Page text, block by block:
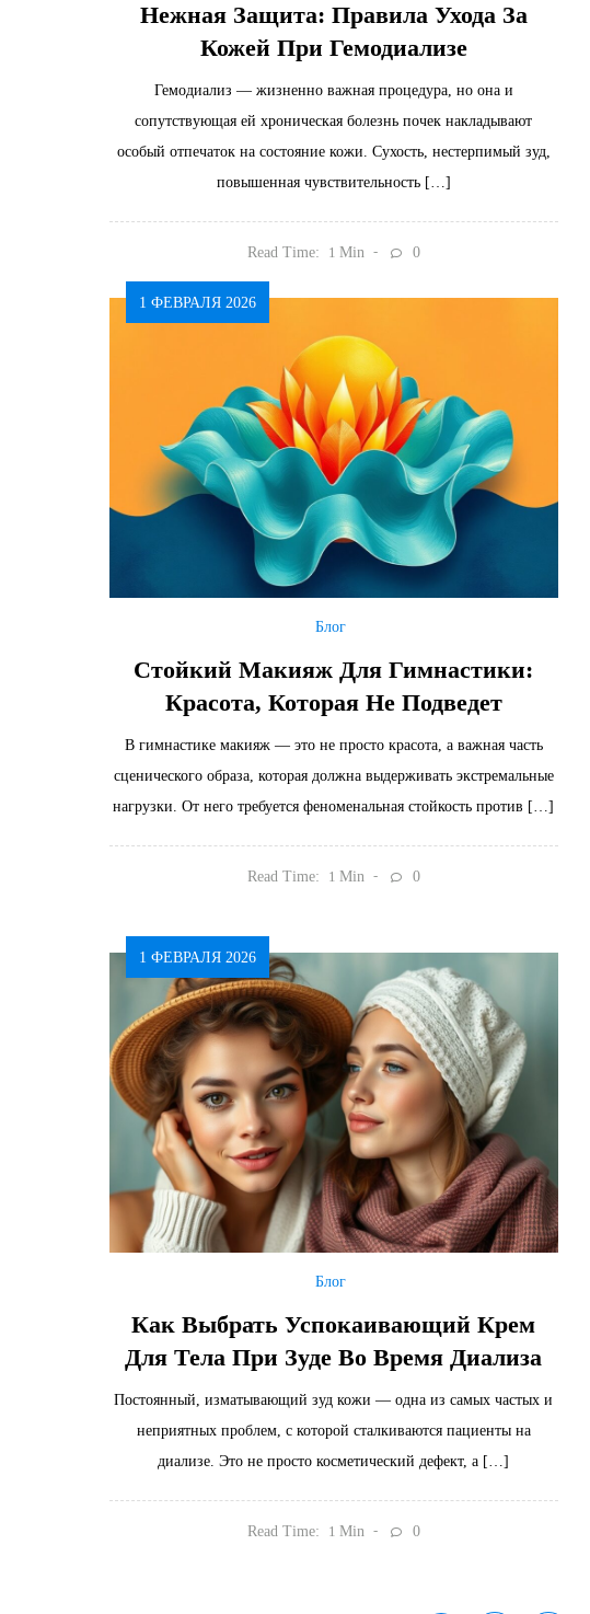
Нежная Защита: Правила Ухода За
Кожей При Гемодиализе
Гемодиализ — жизненно важная процедура, но она и
сопутствующая ей хроническая болезнь почек накладывают
особый отпечаток на состояние кожи. Сухость, нестерпимый зуд,
повышенная чувствительность […]
Read Time: 1Min 0
1 ФЕВРАЛЯ 2026
Блог
Стойкий Макияж Для Гимнастики:
Красота, Которая Не Подведет
В гимнастике макияж — это не просто красота, а важная часть
сценического образа, которая должна выдерживать экстремальные
нагрузки. От него требуется феноменальная стойкость против […]
Read Time: 1Min 0
1 ФЕВРАЛЯ 2026
Блог
Как Выбрать Успокаивающий Крем
Для Тела При Зуде Во Время Диализа
Постоянный, изматывающий зуд кожи — одна из самых частых и
неприятных проблем, с которой сталкиваются пациенты на
диализе. Это не просто косметический дефект, а […]
Read Time: 1Min 0